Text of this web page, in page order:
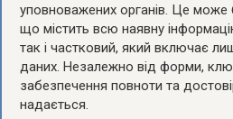
уповноважених органів. Це може
що містить всю наявну
так і частковий, який включає
даних. Незалежно від форми,
забезпечення повноти та
надається.